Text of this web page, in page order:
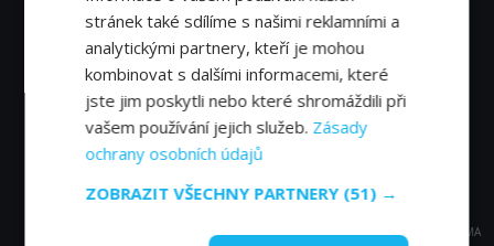
REKLAMA
stránek také sdílíme s našimi reklamními a
analytickými partnery, kteří je mohou
kombinovat s dalšími informacemi, které
jste jim poskytli nebo které shromáždili při
vašem používání jejich služeb. Zásady
ochrany osobních údajů
ZOBRAZIT VŠECHNY PARTNERY (51) →